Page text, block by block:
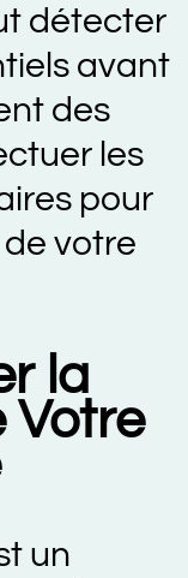
détecter
avant
des
les
pour
votre
la
Votre
un